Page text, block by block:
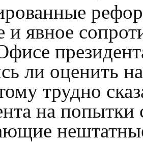
и явное
ли оценить
трудно
на попытки